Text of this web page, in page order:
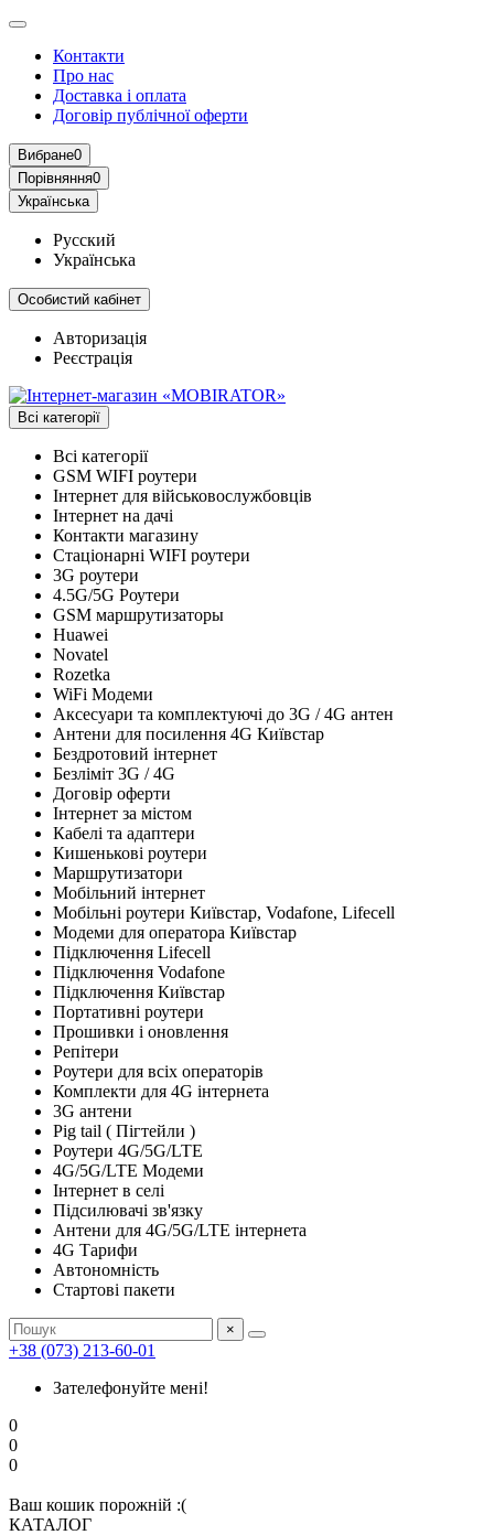
Контакти
Про нас
Доставка і оплата
Договір публічної оферти
Вибране0
Порівняння0
Українська
Русский
Українська
Особистий кабінет
Авторизація
Реєстрація
Всі категорії
Всі категорії
GSM WIFI роутери
Інтернет для військовослужбовців
Інтернет на дачі
Контакти магазину
Стаціонарні WIFI роутери
3G роутери
4.5G/5G Роутери
GSM маршрутизаторы
Huawei
Novatel
Rozetka
WiFi Модеми
Аксесуари та комплектуючі до 3G / 4G антен
Антени для посилення 4G Київстар
Бездротовий інтернет
Безліміт 3G / 4G
Договір оферти
Інтернет за містом
Кабелі та адаптери
Кишенькові роутери
Маршрутизатори
Мобільний інтернет
Мобільні роутери Київстар, Vodafone, Lifecell
Модеми для оператора Київстар
Підключення Lifecell
Підключення Vodafone
Підключення Київстар
Портативні роутери
Прошивки і оновлення
Репітери
Роутери для всіх операторів
Комплекти для 4G інтернета
3G антени
Pig tail ( Пігтейли )
Роутери 4G/5G/LTE
4G/5G/LTE Модеми
Інтернет в селі
Підсилювачі зв'язку
Антени для 4G/5G/LTE інтернета
4G Тарифи
Автономність
Стартові пакети
×
+38 (073) 213-60-01
Зателефонуйте мені!
0
0
0
Ваш кошик порожній :(
КАТАЛОГ